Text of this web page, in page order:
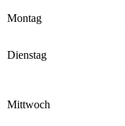
Montag
Dienstag
Mittwoch